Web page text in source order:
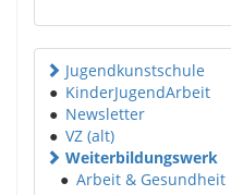
Jugendkunstschule
● KinderJugendArbeit
● Newsletter
● VZ (alt)
Weiterbildungswerk
● Arbeit & Gesundheit